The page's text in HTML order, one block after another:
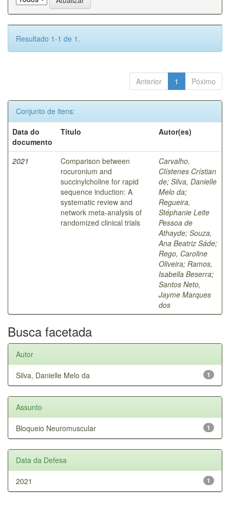
Resultado 1-1 de 1.
Anterior 1 Póximo
Conjunto de itens:
Data do
documento
Título Autor(es)
2021
Comparison between
rocuronium and
succinylcholine for rapid
sequence induction: A
systematic review and
network meta-analysis of
randomized clinical trials
Carvalho,
Clístenes Crístian
de; Silva, Danielle
Melo da;
Regueira,
Stéphanie Leite
Pessoa de
Athayde; Souza,
Ana Beatriz Sáde;
Rego, Caroline
Oliveira; Ramos,
Isabella Beserra;
Santos Neto,
Jayme Marques
dos
Busca facetada
Autor
1
Silva, Danielle Melo da
Assunto
1
Bloqueio Neuromuscular
Data da Defesa
1
2021